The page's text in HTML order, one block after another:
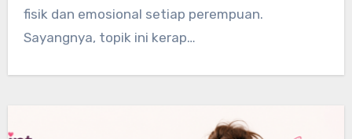
fisik dan emosional setiap perempuan.
Sayangnya, topik ini kerap…